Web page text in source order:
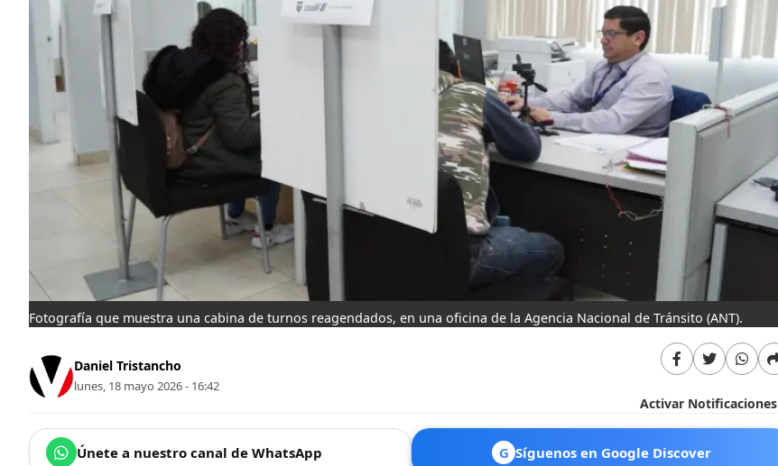
Fotografía que muestra una cabina de turnos reagendados, en una oficina de la Agencia Nacional de Tránsito (ANT).
Daniel Tristancho
lunes, 18 mayo 2026 - 16:42
Activar Notificaciones
Únete a nuestro canal de WhatsApp G Síguenos en Google Discover